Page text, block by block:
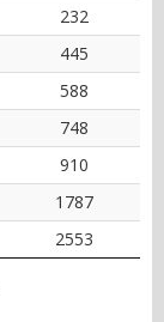
232
445
588
748
910
1787
2553